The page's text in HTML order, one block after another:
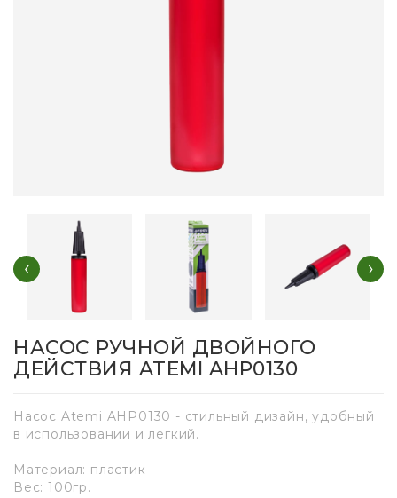
‹ ›
НАСОС РУЧНОЙ ДВОЙНОГО
ДЕЙСТВИЯ ATEMI AHP0130
Насос Atemi AHP0130 - стильный дизайн, удобный
в использовании и легкий.
Материал: пластик
Вес: 100гр.